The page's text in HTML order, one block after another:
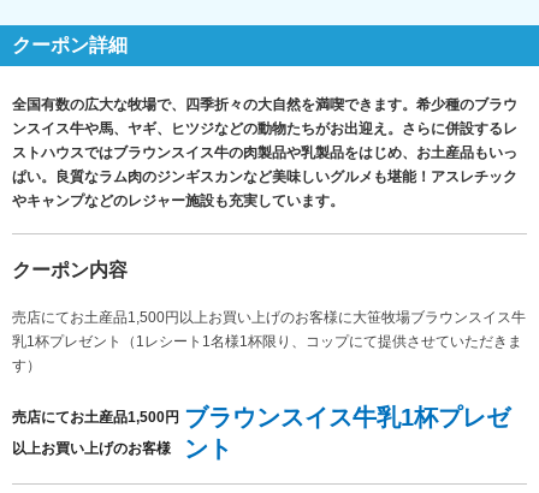
クーポン詳細
全国有数の広大な牧場で、四季折々の大自然を満喫できます。希少種のブラウ
ンスイス牛や馬、ヤギ、ヒツジなどの動物たちがお出迎え。さらに併設するレ
ストハウスではブラウンスイス牛の肉製品や乳製品をはじめ、お土産品もいっ
ぱい。良質なラム肉のジンギスカンなど美味しいグルメも堪能！アスレチック
やキャンプなどのレジャー施設も充実しています。
クーポン内容
売店にてお土産品1,500円以上お買い上げのお客様に大笹牧場ブラウンスイス牛
乳1杯プレゼント（1レシート1名様1杯限り、コップにて提供させていただきま
す）
売店にてお土産品1,500円
以上お買い上げのお客様
ブラウンスイス牛乳1杯プレゼ
ント